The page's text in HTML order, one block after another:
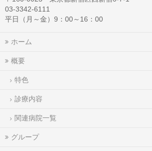
03-3342-6111
平日（月～金）9：00～16：00
ホーム
概要
特色
診療内容
関連病院一覧
グループ